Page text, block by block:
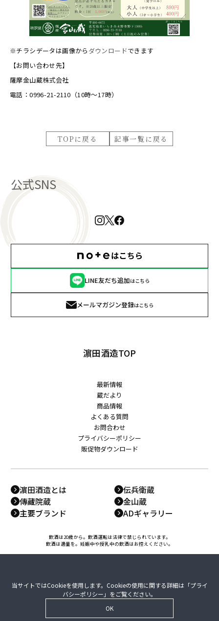
※チラシデータは画像から ダウンロードできます
【お問い合わせ先】
薩摩金山蔵株式会社
電話：0996-21-2110（10時～17時）
TOPに戻る 記事一覧に戻る
公式SNS
LINE友だち追加はこちら
メールマガジン登録はこちら
濵田酒造TOP
最新情報
蔵だより
商品情報
よくある質問
お問合わせ
プライバシーポリシー
販促物ダウンロード
濵田酒造とは
伝兵衛蔵
傳藏院蔵
金山蔵
主要ブランド
ADギャラリー
飲酒は20歳から。飲酒運転は法律で禁じられています。
飲酒は適量を。妊娠中や授乳中の飲酒はお控えください。
当サイトではCookieを使用します。Cookieの使用に関する詳細は「プライ
バシーポリシー 」をご覧ください。
OK